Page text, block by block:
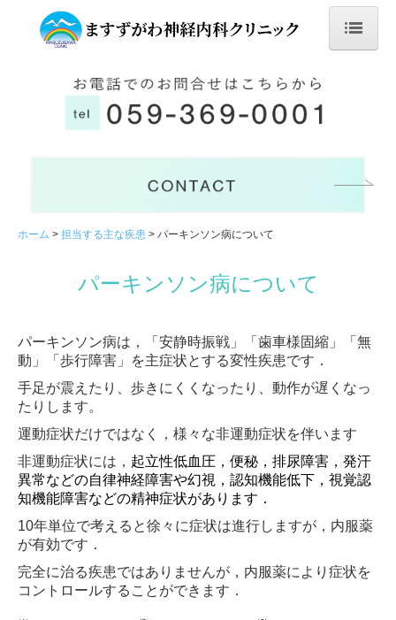
神経内科とは
クリニックについて
建物と設備
認知症の症状と対応
物忘れ外来を受診いただく皆様へ
伊藤 智也選手と歩む
担当する主な疾患
パーキンソン病について
ホーム 担当する主な疾患 パーキンソン病について
パーキンソン病について
パーキンソン病は，「安静時振戦」「歯車様固縮」「無
動」「歩行障害」を主症状とする変性疾患です．
手足が震えたり、歩きにくくなったり、動作が遅くなっ
たりします。
運動症状だけではなく，様々な非運動症状を伴います
非運動症状には， 起立性低血圧，便秘，排尿障害，発汗
異常などの自律神経障害や幻視，認知機能低下，視覚認
知機能障害などの精神症状があります．
10年単位で考えると徐々に症状は進行しますが，内服薬
が有効です．
完全に治る疾患ではありませんが，内服薬により症状を
コントロールすることができます．